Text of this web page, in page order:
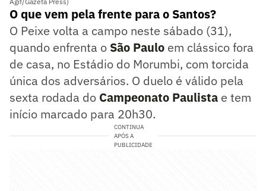
O que vem pela frente para o Santos?
O Peixe volta a campo neste sábado (31),
quando enfrenta o São Paulo em clássico fora
de casa, no Estádio do Morumbi, com torcida
única dos adversários. O duelo é válido pela
sexta rodada do Campeonato Paulista e tem
início marcado para 20h30.
CONTINUA
APÓS A
PUBLICIDADE